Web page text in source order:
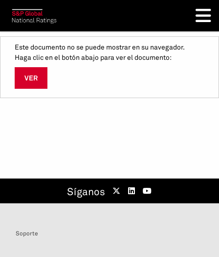
Este documento no se puede mostrar en su navegador.
Haga clic en el botón abajo para ver el documento:
VER
Síganos
Soporte